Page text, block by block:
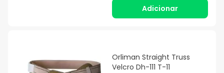
Adicionar
Orliman Straight Truss
Velcro Dh-111 T-11